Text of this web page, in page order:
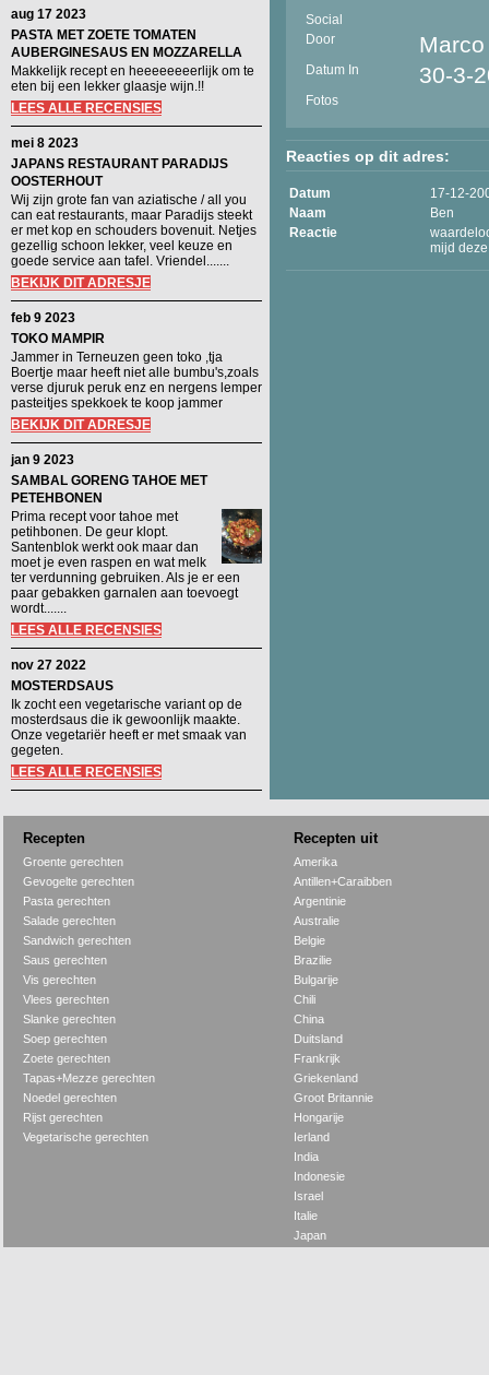
aug 17 2023
PASTA MET ZOETE TOMATEN
AUBERGINESAUS EN MOZZARELLA
Makkelijk recept en heeeeeeeerlijk om te
eten bij een lekker glaasje wijn.!!
LEES ALLE RECENSIES
mei 8 2023
JAPANS RESTAURANT PARADIJS
OOSTERHOUT
Wij zijn grote fan van aziatische / all you
can eat restaurants, maar Paradijs steekt
er met kop en schouders bovenuit. Netjes
gezellig schoon lekker, veel keuze en
goede service aan tafel. Vriendel.......
BEKIJK DIT ADRESJE
feb 9 2023
TOKO MAMPIR
Jammer in Terneuzen geen toko ,tja
Boertje maar heeft niet alle bumbu's,zoals
verse djuruk peruk enz en nergens lemper
pasteitjes spekkoek te koop jammer
BEKIJK DIT ADRESJE
jan 9 2023
SAMBAL GORENG TAHOE MET
PETEHBONEN
Prima recept voor tahoe met
petihbonen. De geur klopt.
Santenblok werkt ook maar dan
moet je even raspen en wat melk
ter verdunning gebruiken. Als je er een
paar gebakken garnalen aan toevoegt
wordt.......
LEES ALLE RECENSIES
nov 27 2022
MOSTERDSAUS
Ik zocht een vegetarische variant op de
mosterdsaus die ik gewoonlijk maakte.
Onze vegetariër heeft er met smaak van
gegeten.
LEES ALLE RECENSIES
Social
Door
Marco
Datum In 30-3-
Fotos
Reacties op dit adres:
Datum
17-12-
Naam
Ben
Reactie
mijd
Recepten Recepten uit
Groente gerechten
Gevogelte gerechten
Pasta gerechten
Salade gerechten
Sandwich gerechten
Saus gerechten
Vis gerechten
Vlees gerechten
Slanke gerechten
Soep gerechten
Zoete gerechten
Tapas+Mezze gerechten
Noedel gerechten
Rijst gerechten
Vegetarische gerechten
Amerika
Antillen+Caraibben
Argentinie
Australie
Belgie
Brazilie
Bulgarije
Chili
China
Duitsland
Frankrijk
Griekenland
Groot Britannie
Hongarije
Ierland
India
Indonesie
Israel
Italie
Japan